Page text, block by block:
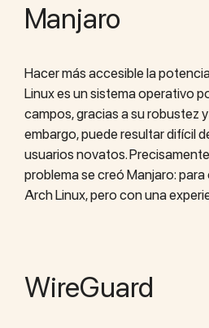
Manjaro
Hacer más accesible la
Linux es un sistema operativo
campos, gracias a su robustez
embargo, puede resultar difícil
usuarios novatos.
problema se creó Manjaro:
Arch Linux, pero con una
WireGuard